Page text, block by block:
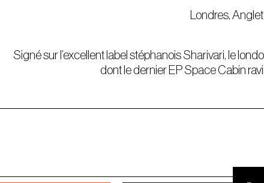
Londres,
Signé sur l’excellent label stéphanois Sharivari, le
dont le dernier EP Space Cabin